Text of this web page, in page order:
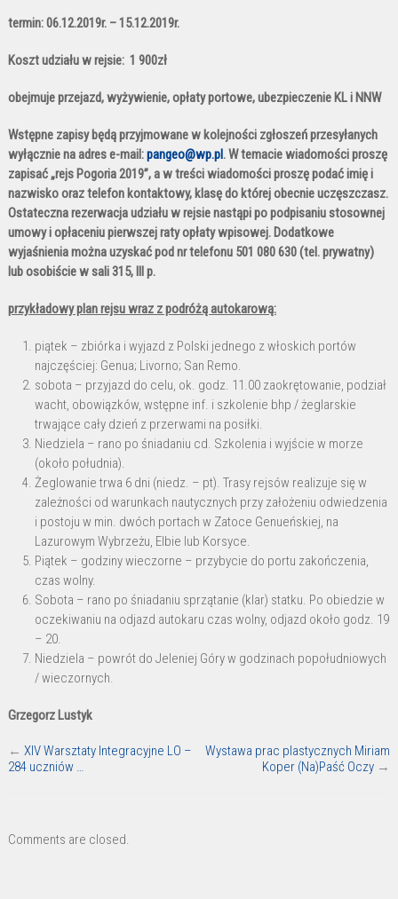
termin: 06.12.2019r. – 15.12.2019r.
Koszt udziału w rejsie: 1 900zł
obejmuje przejazd, wyżywienie, opłaty portowe, ubezpieczenie KL i NNW
Wstępne zapisy będą przyjmowane w kolejności zgłoszeń przesyłanych
wyłącznie na adrese-mail:pangeo@wp.pl. W temacie wiadomości proszę
zapisać „rejs Pogoria 2019”, a w treści wiadomości proszę podać imię i
nazwisko oraz telefon kontaktowy, klasę do której obecnie uczęszczasz.
Ostateczna rezerwacja udziału w rejsie nastąpi po podpisaniu stosownej
umowy i opłaceniu pierwszej raty opłaty wpisowej. Dodatkowe
wyjaśnienia można uzyskać pod nr telefonu 501 080 630 (tel. prywatny)
lub osobiście w sali 315, III p.
przykładowy plan rejsu wraz z podróżą autokarową:
piątek – zbiórka i wyjazd z Polski jednego z włoskich portów
najczęściej: Genua; Livorno; San Remo.
sobota – przyjazd do celu, ok. godz. 11.00 zaokrętowanie, podział
wacht, obowiązków, wstępne inf. i szkolenie bhp / żeglarskie
trwające cały dzień z przerwami na posiłki.
Niedziela – rano po śniadaniu cd. Szkolenia i wyjście w morze
(około południa).
Żeglowanie trwa 6 dni (niedz. – pt). Trasy rejsów realizuje się w
zależności od warunkach nautycznych przy założeniu odwiedzenia
i postoju w min. dwóch portach w Zatoce Genueńskiej, na
Lazurowym Wybrzeżu, Elbie lub Korsyce.
Piątek – godziny wieczorne – przybycie do portu zakończenia,
czas wolny.
Sobota – rano po śniadaniu sprzątanie (klar) statku. Po obiedzie w
oczekiwaniu na odjazd autokaru czas wolny, odjazd około godz. 19
– 20.
Niedziela – powrót do Jeleniej Góry w godzinach popołudniowych
/ wieczornych.
Grzegorz Lustyk
← XIV Warsztaty Integracyjne LO –
284 uczniów …
Wystawa prac plastycznych Miriam
Koper (Na)Paść Oczy →
Comments are closed.